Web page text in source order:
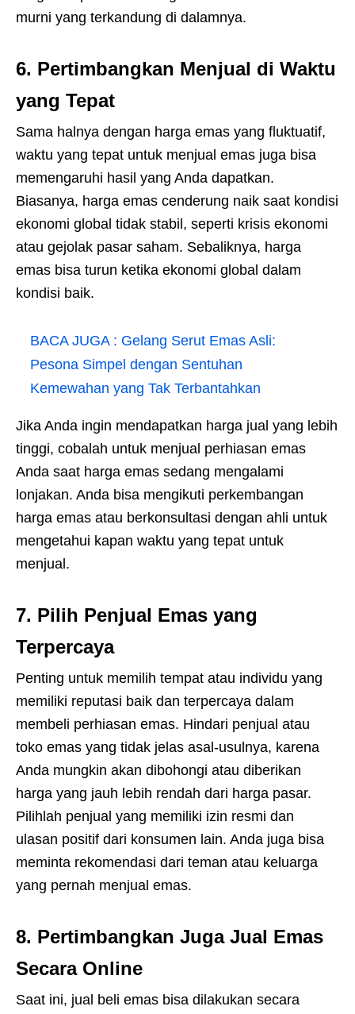
murni yang terkandung di dalamnya.
6. Pertimbangkan Menjual di Waktu
yang Tepat
Sama halnya dengan harga emas yang fluktuatif,
waktu yang tepat untuk menjual emas juga bisa
memengaruhi hasil yang Anda dapatkan.
Biasanya, harga emas cenderung naik saat kondisi
ekonomi global tidak stabil, seperti krisis ekonomi
atau gejolak pasar saham. Sebaliknya, harga
emas bisa turun ketika ekonomi global dalam
kondisi baik.
BACA JUGA : Gelang Serut Emas Asli:
Pesona Simpel dengan Sentuhan
Kemewahan yang Tak Terbantahkan
Jika Anda ingin mendapatkan harga jual yang lebih
tinggi, cobalah untuk menjual perhiasan emas
Anda saat harga emas sedang mengalami
lonjakan. Anda bisa mengikuti perkembangan
harga emas atau berkonsultasi dengan ahli untuk
mengetahui kapan waktu yang tepat untuk
menjual.
7. Pilih Penjual Emas yang
Terpercaya
Penting untuk memilih tempat atau individu yang
memiliki reputasi baik dan terpercaya dalam
membeli perhiasan emas. Hindari penjual atau
toko emas yang tidak jelas asal-usulnya, karena
Anda mungkin akan dibohongi atau diberikan
harga yang jauh lebih rendah dari harga pasar.
Pilihlah penjual yang memiliki izin resmi dan
ulasan positif dari konsumen lain. Anda juga bisa
meminta rekomendasi dari teman atau keluarga
yang pernah menjual emas.
8. Pertimbangkan Juga Jual Emas
Secara Online
Saat ini, jual beli emas bisa dilakukan secara